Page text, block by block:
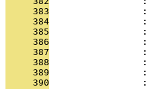
     383
                 :
     384
                 :
     385
                 :
     386
                 :
     387
                 :
     388
                 :
     389
                 :
     390
                 :